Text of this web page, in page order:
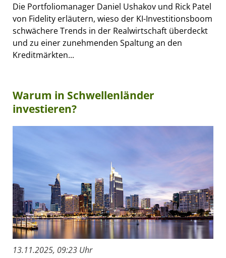
Die Portfoliomanager Daniel Ushakov und Rick Patel
von Fidelity erläutern, wieso der KI-Investitionsboom
schwächere Trends in der Realwirtschaft überdeckt
und zu einer zunehmenden Spaltung an den
Kreditmärkten...
Warum in Schwellenländer
investieren?
13.11.2025, 09:23 Uhr